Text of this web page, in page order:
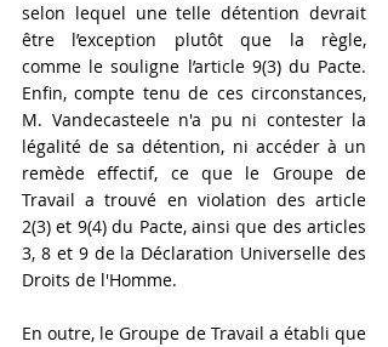
selon lequel une telle détention devrait
être l’exception plutôt que la règle,
comme le souligne l’article 9(3) du Pacte.
Enfin, compte tenu de ces circonstances,
M. Vandecasteele n'a pu ni contester la
légalité de sa détention, ni accéder à un
remède effectif, ce que le Groupe de
Travail a trouvé en violation des article
2(3) et 9(4) du Pacte, ainsi que des articles
3, 8 et 9 de la Déclaration Universelle des
Droits de l'Homme.
En outre, le Groupe de Travail a établi que